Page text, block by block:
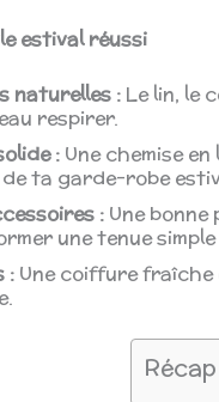
estival réussi
naturelles : Le lin, le
respirer.
: Une chemise
ta garde-robe
: Une
une tenue
: Une coiffure fraîche
Récap